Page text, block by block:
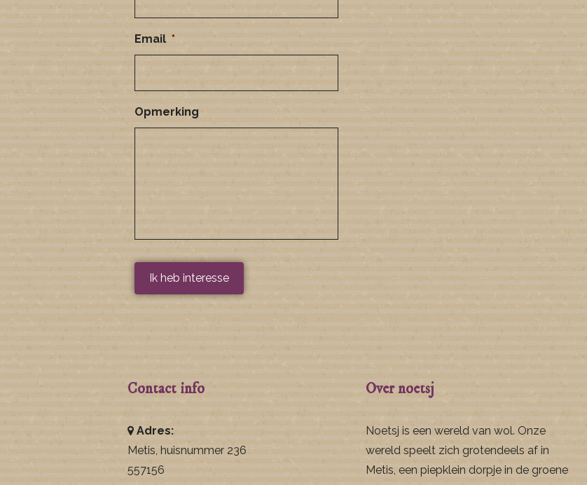
Email *
Opmerking
Contact info
Adres:
Metis, huisnummer 236
557156
Over noetsj
Noetsj is een wereld van wol. Onze
wereld speelt zich grotendeels af in
Metis, een piepklein dorpje in de groene